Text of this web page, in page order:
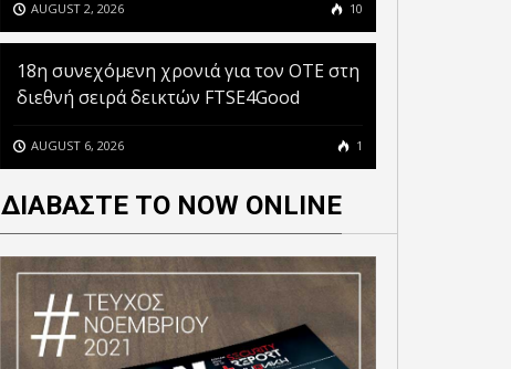
AUGUST 2, 2026 10
18η συνεχόμενη χρονιά για τον ΟΤΕ στη
διεθνή σειρά δεικτών FTSE4Good
AUGUST 6, 2026 1
ΔΙΑΒΑΣΤΕ ΤΟ NOW ONLINE